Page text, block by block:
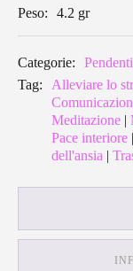
Peso:
4.2 gr
Categorie: Pendenti
Tag:
Alleviare lo
Meditazione
Pace interiore
dell'ansia